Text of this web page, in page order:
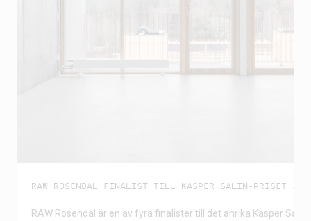
RAW ROSENDAL FINALIST TILL KASPER SALIN-PRISET
RAW Rosendal är en av fyra finalister till det anrika Kasper